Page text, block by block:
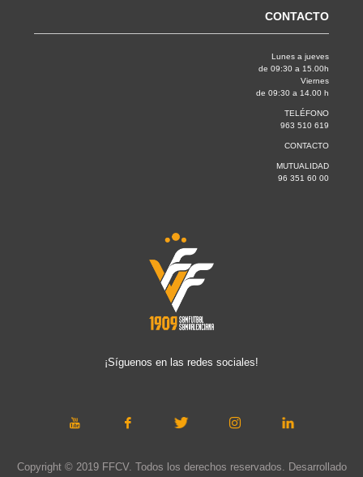
CONTACTO
Lunes a jueves
de 09:30 a 15.00h
Viernes
de 09:30 a 14.00 h
TELÉFONO
963 510 619
CONTACTO
MUTUALIDAD
96 351 60 00
¡Síguenos en las redes sociales!
Copyright © 2019 FFCV. Todos los derechos reservados. Desarrollado